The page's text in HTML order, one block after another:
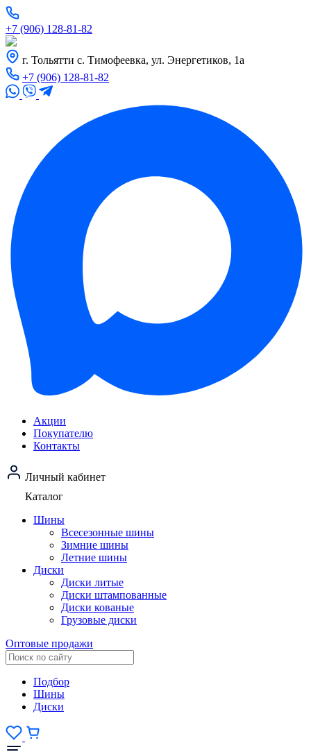
+7 (906) 128-81-82
г. Тольятти с. Тимофеевка, ул. Энергетиков, 1а
+7 (906) 128-81-82
Акции
Покупателю
Контакты
Личный кабинет
Каталог
Шины
Всесезонные шины
Зимние шины
Летние шины
Диски
Диски литые
Диски штампованные
Диски кованые
Грузовые диски
Оптовые продажи
Подбор
Шины
Диски